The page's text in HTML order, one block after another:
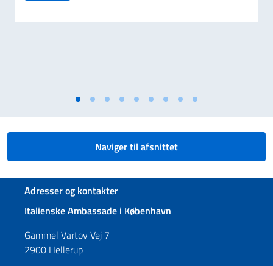
Naviger til afsnittet
Sidefod sektion
Adresser og kontakter
Italienske Ambassade i København
Gammel Vartov Vej 7
2900 Hellerup